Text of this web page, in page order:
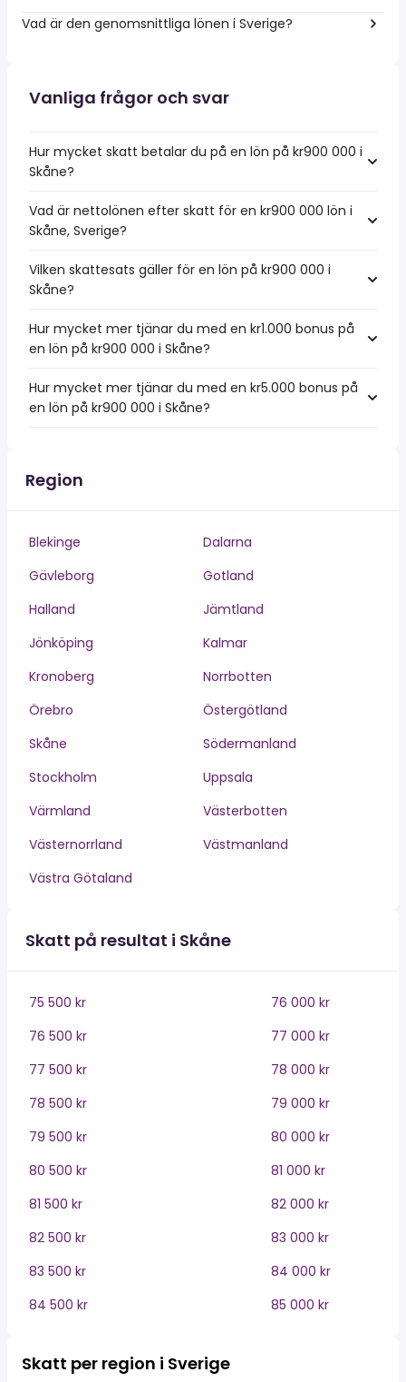
Vad är den genomsnittliga lönen i Sverige?
Vanliga frågor och svar
Hur mycket skatt betalar du på en lön på kr900 000 i
Skåne?
Vad är nettolönen efter skatt för en kr900 000 lön i
Skåne, Sverige?
Vilken skattesats gäller för en lön på kr900 000 i
Skåne?
Hur mycket mer tjänar du med en kr1.000 bonus på
en lön på kr900 000 i Skåne?
Hur mycket mer tjänar du med en kr5.000 bonus på
en lön på kr900 000 i Skåne?
Region
Blekinge
Dalarna
Gävleborg
Gotland
Halland
Jämtland
Jönköping
Kalmar
Kronoberg
Norrbotten
Örebro
Östergötland
Skåne
Södermanland
Stockholm
Uppsala
Värmland
Västerbotten
Västernorrland
Västmanland
Västra Götaland
Skatt på resultat i Skåne
75 500 kr
76 000 kr
76 500 kr
77 000 kr
77 500 kr
78 000 kr
78 500 kr
79 000 kr
79 500 kr
80 000 kr
80 500 kr
81 000 kr
81 500 kr
82 000 kr
82 500 kr
83 000 kr
83 500 kr
84 000 kr
84 500 kr
85 000 kr
Skatt per region i Sverige